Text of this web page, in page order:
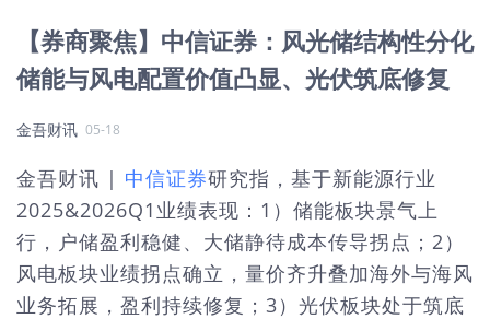
【券商聚焦】中信证券：风光储结构性分化
储能与风电配置价值凸显、光伏筑底修复
金吾财讯 05-18
金吾财讯 | 中信证券研究指，基于新能源行业
2025&2026Q1业绩表现：1）储能板块景气上
行，户储盈利稳健、大储静待成本传导拐点；2）
风电板块业绩拐点确立，量价齐升叠加海外与海风
业务拓展，盈利持续修复；3）光伏板块处于筑底